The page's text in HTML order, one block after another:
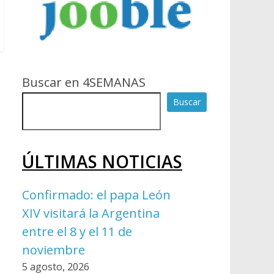
Buscar en 4SEMANAS
Buscar
ÚLTIMAS NOTICIAS
Confirmado: el papa León
XIV visitará la Argentina
entre el 8 y el 11 de
noviembre
5 agosto, 2026